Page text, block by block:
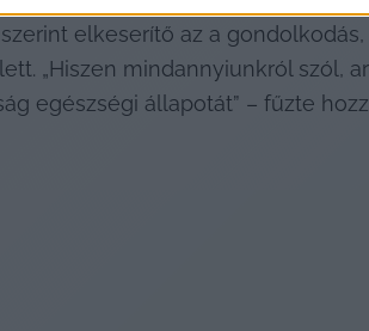
elkeserítő az a gondolkodás,
„Hiszen mindannyiunkról szól,
egészségi állapotát” – fűzte